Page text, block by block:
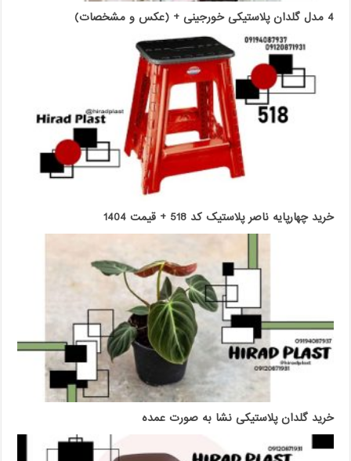
4 مدل گلدان پلاستیکی خورجینی + (عکس و مشخصات)
خرید چهارپایه ناصر پلاستیک کد 518 + قیمت 1404
خرید گلدان پلاستیکی نشا به صورت عمده